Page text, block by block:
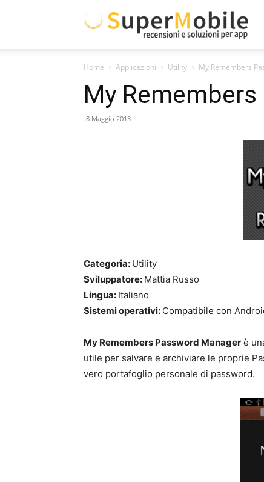
Home Applicazioni Utility My Remembers
My
8 Maggio 2013
Categoria: Utility
Sviluppatore: Mattia Russo
Lingua: Italiano
Sistemi operativi: Compatibile con
My Remembers Password Manager è
utile per salvare e archiviare le proprie
vero portafoglio personale di password.